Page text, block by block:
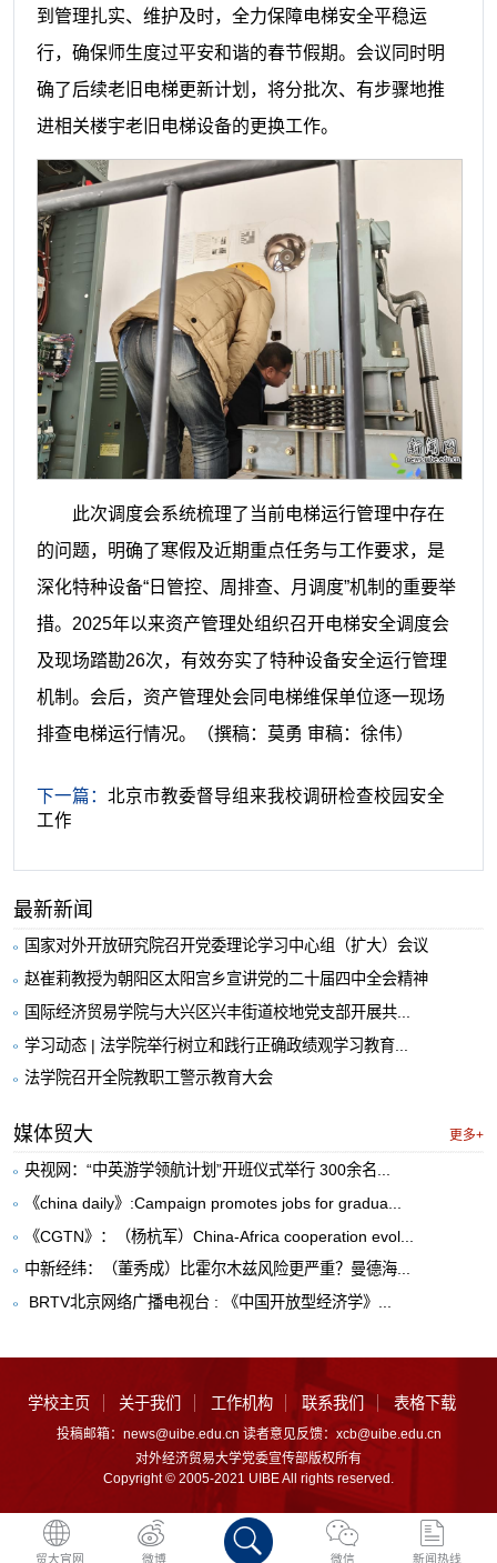
到管理扎实、维护及时，全力保障电梯安全平稳运
行，确保师生度过平安和谐的春节假期。会议同时明
确了后续老旧电梯更新计划，将分批次、有步骤地推
进相关楼宇老旧电梯设备的更换工作。
此次调度会系统梳理了当前电梯运行管理中存在
的问题，明确了寒假及近期重点任务与工作要求，是
深化特种设备“日管控、周排查、月调度”机制的重要举
措。2025年以来资产管理处组织召开电梯安全调度会
及现场踏勘26次，有效夯实了特种设备安全运行管理
机制。会后，资产管理处会同电梯维保单位逐一现场
排查电梯运行情况。
（撰稿：莫勇 审稿：徐伟）
下一篇： 北京市教委督导组来我校调研检查校园安全
工作
最新新闻
国家对外开放研究院召开党委理论学习中心组（扩大）会议
赵崔莉教授为朝阳区太阳宫乡宣讲党的二十届四中全会精神
国际经济贸易学院与大兴区兴丰街道校地党支部开展共...
学习动态 | 法学院举行树立和践行正确政绩观学习教育...
法学院召开全院教职工警示教育大会
媒体贸大 更多+
央视网：“中英游学领航计划”开班仪式举行 300余名...
《china daily》:Campaign promotes jobs for gradua...
《CGTN》：（杨杭军）China-Africa cooperation evol...
中新经纬：（董秀成）比霍尔木兹风险更严重？曼德海...
​ BRTV北京网络广播电视台 : 《中国开放型经济学》...
学校主页 关于我们 工作机构 联系我们 表格下载
投稿邮箱：news@uibe.edu.cn 读者意见反馈：xcb@uibe.edu.cn
对外经济贸易大学党委宣传部版权所有
Copyright © 2005-2021 UIBE All rights reserved.
贸大官网 微博 微信 新闻热线